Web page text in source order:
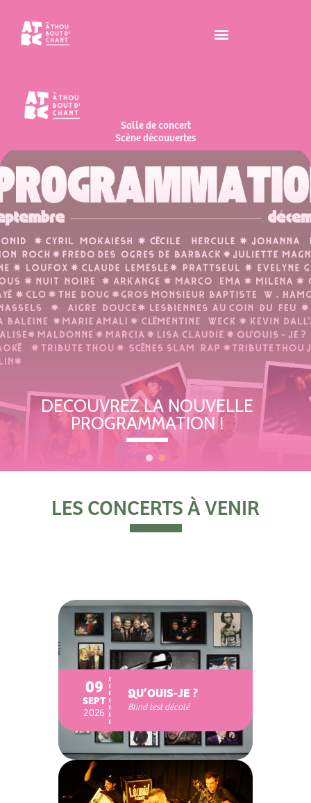
Salle de concert
Scène découvertes
DECOUVREZ LA NOUVELLE
PROGRAMMATION !
LES CONCERTS À VENIR
09
SEPT
2026
QU’OUIS-JE ?
Blind test décalé